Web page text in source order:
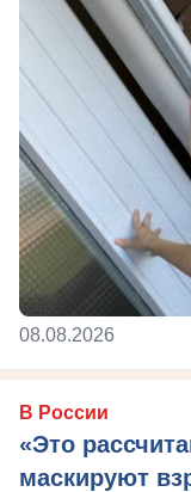
08.08.2026
В России
«Это
маскируют